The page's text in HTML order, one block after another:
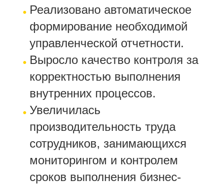
Реализовано автоматическое
формирование необходимой
управленческой отчетности.
Выросло качество контроля за
корректностью выполнения
внутренних процессов.
Увеличилась
производительность труда
сотрудников, занимающихся
мониторингом и контролем
сроков выполнения бизнес-